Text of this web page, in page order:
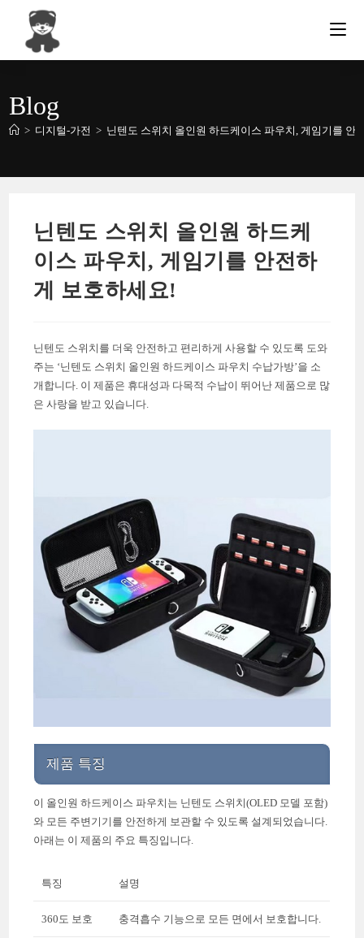
content
Blog
> 디지털-가전 > 닌텐도 스위치 올인원 하드케이스 파우치, 게임기를 안
닌텐도 스위치 올인원 하드케
이스 파우치, 게임기를 안전하
게 보호하세요!
닌텐도 스위치를 더욱 안전하고 편리하게 사용할 수 있도록 도와
주는 ‘닌텐도 스위치 올인원 하드케이스 파우치 수납가방’을 소
개합니다. 이 제품은 휴대성과 다목적 수납이 뛰어난 제품으로 많
은 사랑을 받고 있습니다.
제품 특징
이 올인원 하드케이스 파우치는 닌텐도 스위치(OLED 모델 포함)
와 모든 주변기기를 안전하게 보관할 수 있도록 설계되었습니다.
아래는 이 제품의 주요 특징입니다.
특징 설명
360도 보호 충격흡수 기능으로 모든 면에서 보호합니다.